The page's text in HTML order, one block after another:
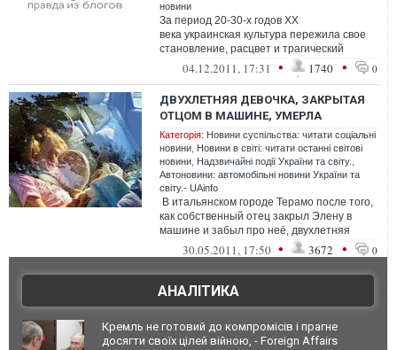
новини
За период 20-30-х годов ХХ
века украинская культура пережила свое
становление, расцвет и трагический
финал. Трехсерийная доку...
04.12.2011, 17:31 • 1740 • 0
ДВУХЛЕТНЯЯ ДЕВОЧКА, ЗАКРЫТАЯ
ОТЦОМ В МАШИНЕ, УМЕРЛА
Категорія: Новини суспільства: читати соціальні
новини Новини в світі: читати останні світові
новини Надзвичайні події України та світу.
Автоновини: автомобільні новини України та
світу.- UAinfo
В итальянском городе Терамо после того,
как собственный отец закрыл Элену в
машине и забыл про неё, двухлетняя
девочка скончалась в больнице. Тр...
30.05.2011, 17:50 • 3672 • 0
АНАЛІТИКА
Кремль не готовий до компромісів і прагне
досягти своїх цілей війною, - Foreign Affairs